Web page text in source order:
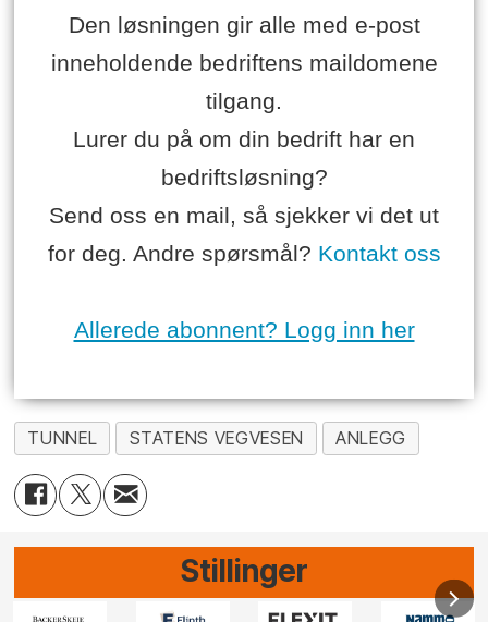
Den løsningen gir alle med e-post
inneholdende bedriftens maildomene
tilgang.
Lurer du på om din bedrift har en
bedriftsløsning?
Send oss en mail, så sjekker vi det ut
for deg. Andre spørsmål? Kontakt oss
Allerede abonnent? Logg inn her
TUNNEL STATENS VEGVESEN ANLEGG
Stillinger